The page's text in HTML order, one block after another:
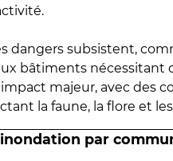
dangers subsistent,
bâtiments nécessitant
majeur, avec des
la faune, la flore et
par